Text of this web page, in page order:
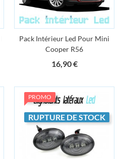
Pack Intérieur Led Pour Mini
Cooper R56
16,90 €Prix
PROMO
RUPTURE DE STOCK